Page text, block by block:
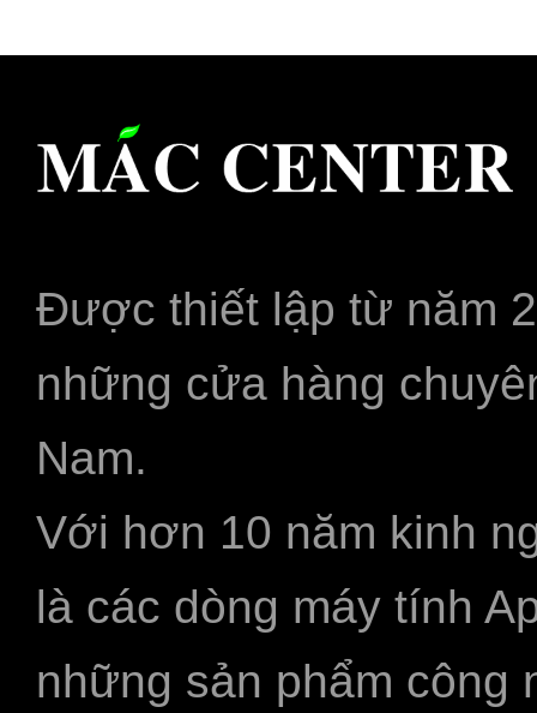
Được thiết lập từ năm
những cửa hàng
Nam.
Với hơn 10 năm kinh
là các dòng máy tính
những sản phẩm công